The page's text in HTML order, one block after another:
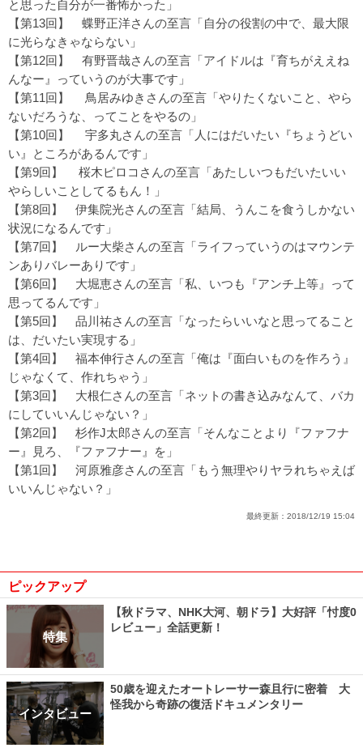
と思った自分が一番怖かった」
【第13回】 蝶野正洋さんの至言「自分の役割の中で、最大限
に光らなきゃならない」
【第12回】 有野晋哉さんの至言「アイドルは『育ちがええね
んなー』っていうのが大事です」
【第11回】
鳥居みゆきさんの至言「やりたくないこと、やら
ないだろうな、ってことをやるの」
【第10回】
宇多丸さんの至言「人にはだいたい『ちょうどい
い』ところがあるんです」
【第9回】
桜木ピロコさんの至言「あたしいつもだいたいい
やらしいことしてるもん！」
【第8回】 伊集院光さんの至言「結局、うんこを食うしかない
状況になるんです」
【第7回】
ルー大柴さんの至言「ライフっていうのはマウンテ
ンありバレーありです」
【第6回】 大堀恵さんの至言「私、いつも『アンチ上等』って
思ってるんです」
【第5回】 品川祐さんの至言「なったらいいなと思ってること
は、だいたい実現する」
【第4回】 福本伸行さんの至言「俺は『面白いものを作ろう』
じゃなくて、作れちゃう」
【第3回】 大根仁さんの至言「ネットの書き込みなんて、バカ
にしていいんじゃない？」
【第2回】 杉作J太郎さんの至言「そんなことより『ファフナ
ー』見ろ、『ファフナー』を」
【第1回】 河原雅彦さんの至言「もう無理やりヤラれちゃえば
いいんじゃない？」
最終更新： 2018/12/19 15:04
ピックアップ
特集
【秋ドラマ、NHK大河、朝ドラ】大好評「忖度0
レビュー」全話更新！
インタビュー
50歳を迎えたオートレーサー森且行に密着 大
怪我から奇跡の復活ドキュメンタリー